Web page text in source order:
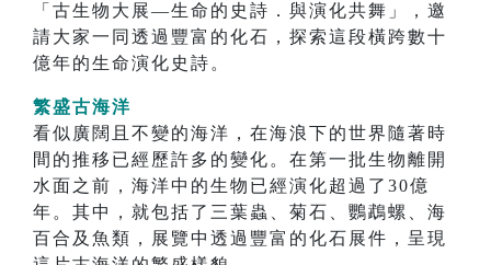
「古生物大展—生命的史詩．與演化共舞」，邀
請大家一同透過豐富的化石，探索這段橫跨數十
億年的生命演化史詩。
繁盛古海洋
看似廣闊且不變的海洋，在海浪下的世界隨著時
間的推移已經歷許多的變化。在第一批生物離開
水面之前，海洋中的生物已經演化超過了30億
年。其中，就包括了三葉蟲、菊石、鸚鵡螺、海
百合及魚類，展覽中透過豐富的化石展件，呈現